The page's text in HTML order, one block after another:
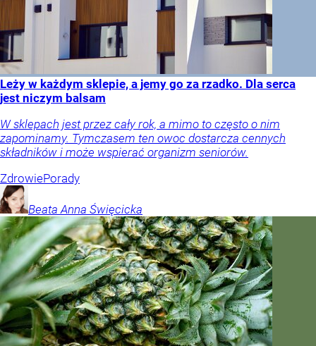
Leży w każdym sklepie, a jemy go za rzadko. Dla serca
jest niczym balsam
W sklepach jest przez cały rok, a mimo to często o nim
zapominamy. Tymczasem ten owoc dostarcza cennych
składników i może wspierać organizm seniorów.
ZdrowiePorady
Beata Anna Święcicka